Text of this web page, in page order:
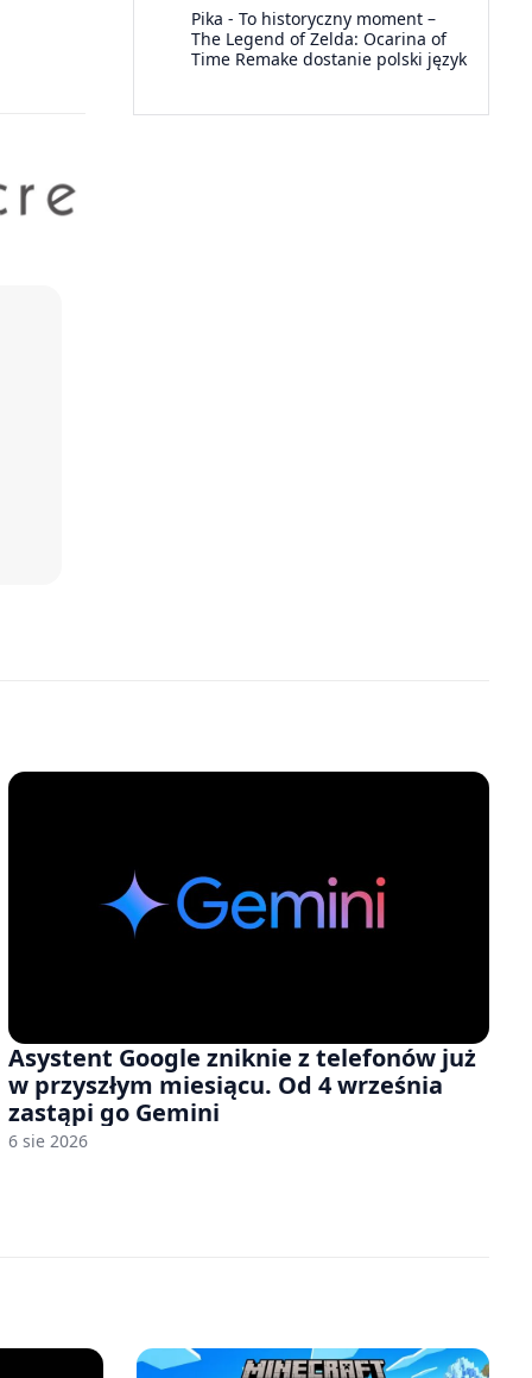
Pika - To historyczny moment –
The Legend of Zelda: Ocarina of
Time Remake dostanie polski język
Asystent Google zniknie z telefonów już
w przyszłym miesiącu. Od 4 września
zastąpi go Gemini
6 sie 2026